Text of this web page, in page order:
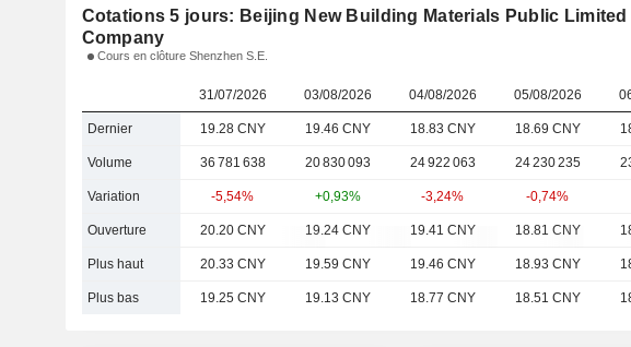
Cotations 5 jours: Beijing New Building Materials Public Limited
Company
Cours en clôture Shenzhen S.E.
31/07/2026 03/08/2026 04/08/2026 05/08/2026
Dernier 19.28 CNY 19.46 CNY 18.83 CNY 18.69 CNY
Volume 36 781 638 20 830 093 24 922 063 24 230 235
Variation -5,54% +0,93% -3,24% -0,74%
Ouverture 20.20 CNY 19.24 CNY 19.41 CNY 18.81 CNY
Plus haut 20.33 CNY 19.59 CNY 19.46 CNY 18.93 CNY
Plus bas 19.25 CNY 19.13 CNY 18.77 CNY 18.51 CNY